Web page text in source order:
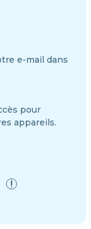
e-mail dans
pour
appareils.